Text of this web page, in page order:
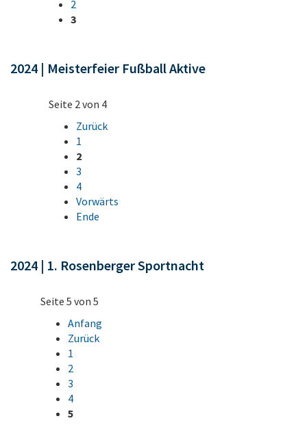
2
3
2024 | Meisterfeier Fußball Aktive
Seite 2 von 4
Zurück
1
2
3
4
Vorwärts
Ende
2024 | 1. Rosenberger Sportnacht
Seite 5 von 5
Anfang
Zurück
1
2
3
4
5